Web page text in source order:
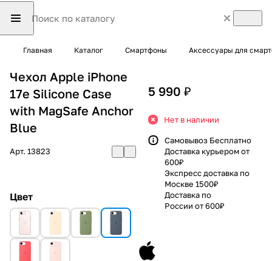
Главная Каталог Смартфоны Аксессуары для
Чехол Apple iPhone
17e Silicone Case
with MagSafe Anchor
Blue
Арт. 13823
Цвет
5 990 ₽
Нет в наличии
Самовывоз Бесплатно
Доставка курьером от
600₽
Экспресс доставка по
Москве 1500₽
Доставка по
России от 600₽